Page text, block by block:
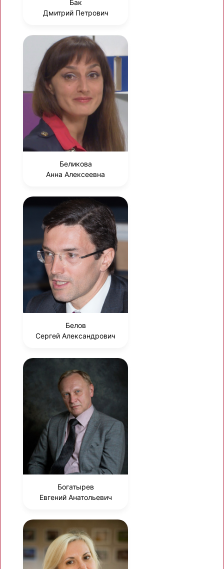
Бак
Дмитрий Петрович
Беликова
Анна Алексеевна
Белов
Сергей Александрович
Богатырев
Евгений Анатольевич